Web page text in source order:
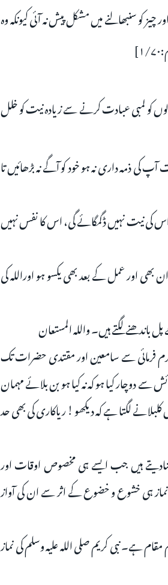
کو سنبھالنے میں مشکل پیش نہ آئی کیونکہ وہ
کو لمبی عبادت کرنے سے زیادہ نیت کو خلل
کی ذمہ داری نہ ہو خود کو آگے نہ بڑھائیں تا
اس کی نیت نہیں ڈگمگائے گی، اس کا نفس نہیں
اور عمل کے بعد بھی یکسو ہو اوراللہ کی
لگتے ہیں۔ والله المستعان
فرمائی سے سامعین اور مقتدی حضرات تک
سے دوچار کیا ہو کہ نہ کیا ہو بن بلائے مہمان
لگتا ہے کہ دیکھو ! ریاکاری کی بھی حد
ہیں جب ایسے ہی مخصوص اوقات اور
ہی خشوع و خضوع کے اثر سے ان کی آواز
ہے۔ نبی کریم صلی اللہ علیہ وسلم کی نماز